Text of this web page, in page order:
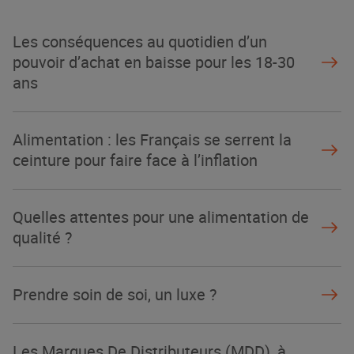
Les conséquences au quotidien d’un
pouvoir d’achat en baisse pour les 18-30
ans
Alimentation : les Français se serrent la
ceinture pour faire face à l’inflation
Quelles attentes pour une alimentation de
qualité ?
Prendre soin de soi, un luxe ?